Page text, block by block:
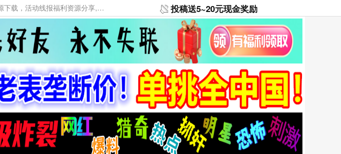
本网站提供资源工具下载，大老表资源工具，大表哥资源网软件工具，大老表资源下载，活动线报福利资源分享,活动线报，大型网游经典游戏，网络热门技术游戏辅助交流与分享。 投稿送5~20元现金奖励